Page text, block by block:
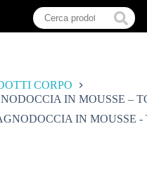
CORPO
IN MOUSSE –